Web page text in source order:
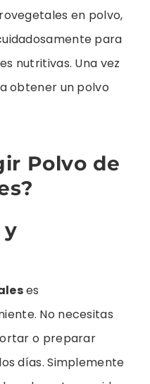
en polvo,
para
nutritivas. Una vez
obtener un polvo
Polvo de
y
es
No necesitas
o preparar
días. Simplemente